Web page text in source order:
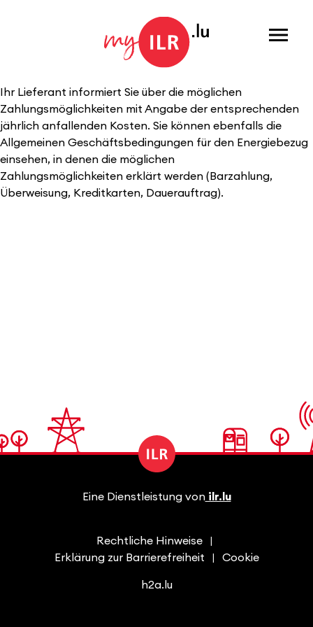
Menu
Ihr Lieferant informiert Sie über die möglichen
Zahlungsmöglichkeiten mit Angabe der entsprechenden
jährlich anfallenden Kosten. Sie können ebenfalls die
Allgemeinen Geschäftsbedingungen für den Energiebezug
einsehen, in denen die möglichen
Zahlungsmöglichkeiten erklärt werden (Barzahlung,
Überweisung, Kreditkarten, Dauerauftrag).
Rechtliche Hinweise
Erklärung zur Barrierefreiheit
Cookie
Eine Dienstleistung vonilr.lu
h2a.lu